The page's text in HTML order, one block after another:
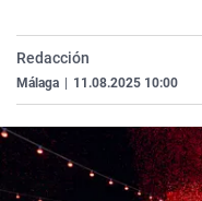
Redacción
Málaga 11.08.2025 10:00